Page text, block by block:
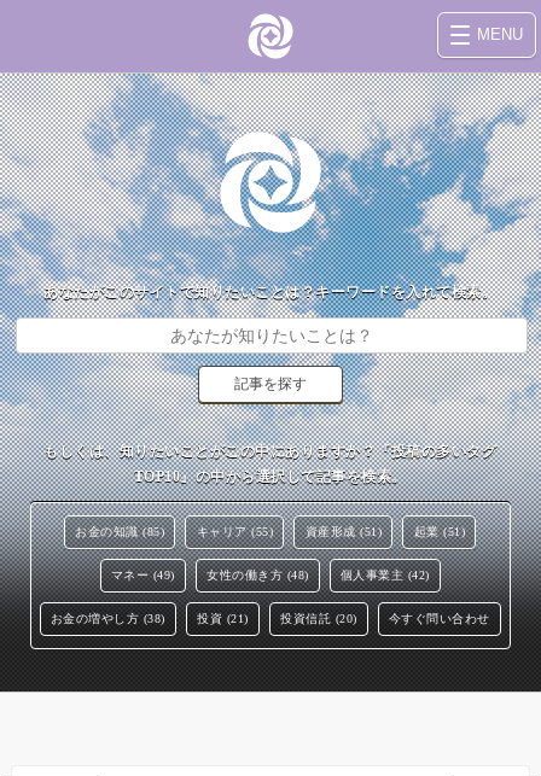
MENU
あなたがこのサイトで知りたいことは？キーワードを入れて検索。
もしくは、知りたいことがこの中にありますか？『投稿の多いタグ
TOP10』の中から選択して記事を検索。
お金の知識 (85) キャリア (55) 資産形成 (51) 起業 (51)
マネー (49) 女性の働き方 (48) 個人事業主 (42)
お金の増やし方 (38) 投資 (21) 投資信託 (20) 今すぐ問い合わせ